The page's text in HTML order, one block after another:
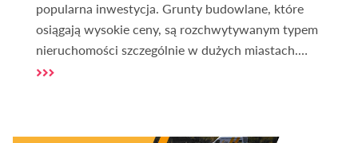
popularna inwestycja. Grunty budowlane, które
osiągają wysokie ceny, są rozchwytywanym typem
nieruchomości szczególnie w dużych miastach.
Obecnie większość Polaków uważa zakup gruntu